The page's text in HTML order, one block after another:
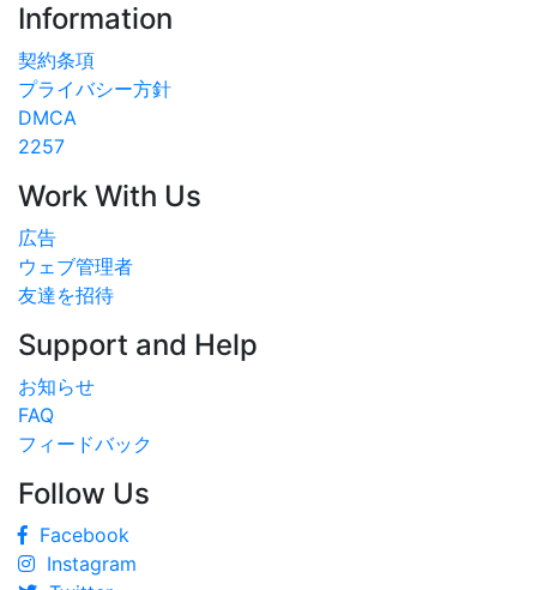
Information
契約条項
プライバシー方針
DMCA
2257
Work With Us
広告
ウェブ管理者
友達を招待
Support and Help
お知らせ
FAQ
フィードバック
Follow Us
Facebook
Instagram